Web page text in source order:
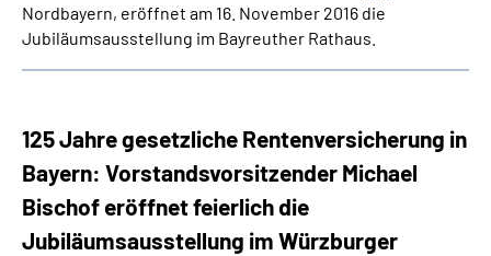
Nordbayern, eröffnet am 16. November 2016 die
Jubiläumsausstellung im Bayreuther Rathaus.
125 Jahre gesetzliche Rentenversicherung in
Bayern: Vorstandsvorsitzender Michael
Bischof eröffnet feierlich die
Jubiläumsausstellung im Würzburger